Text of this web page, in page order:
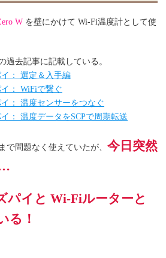
W を壁にかけて Wi-Fi温度計として使
過去記事に記載している。
： 選定＆入手編
： WiFiで繋ぐ
： 温度センサーをつなぐ
： 温度データをSCPで周期転送
で問題なく使えていたが、 今日突然
パイと Wi-Fiルーターと
る！